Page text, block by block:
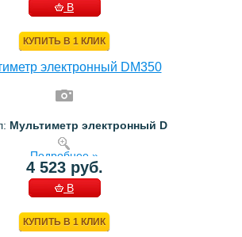
В
КУПИТЬ В 1 КЛИК
электронный DM350
Мультиметр электронный D
Подробнее »
4 523 руб.
В
КУПИТЬ В 1 КЛИК